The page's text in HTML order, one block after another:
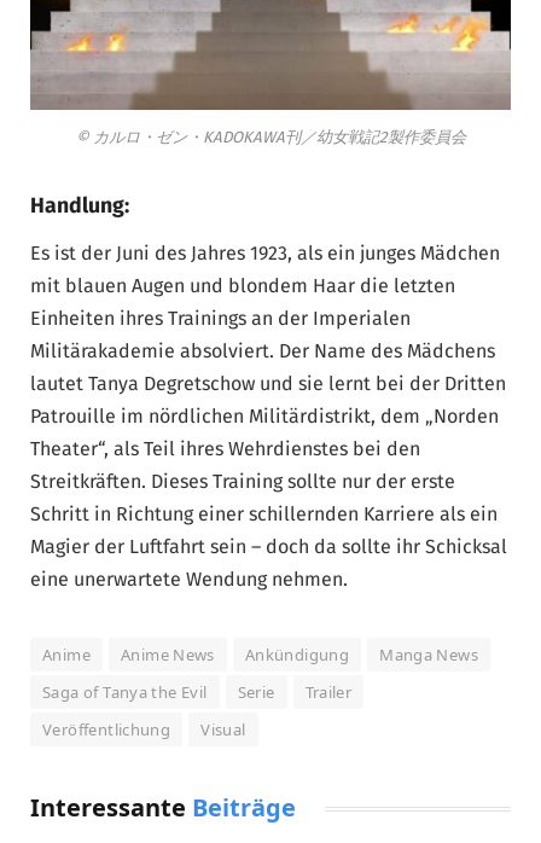
© カルロ・ゼン・KADOKAWA刊／幼女戦記2製作委員会
Handlung:
Es ist der Juni des Jahres 1923, als ein junges Mädchen
mit blauen Augen und blondem Haar die letzten
Einheiten ihres Trainings an der Imperialen
Militärakademie absolviert. Der Name des Mädchens
lautet Tanya Degretschow und sie lernt bei der Dritten
Patrouille im nördlichen Militärdistrikt, dem „Norden
Theater“, als Teil ihres Wehrdienstes bei den
Streitkräften. Dieses Training sollte nur der erste
Schritt in Richtung einer schillernden Karriere als ein
Magier der Luftfahrt sein – doch da sollte ihr Schicksal
eine unerwartete Wendung nehmen.
Anime Anime News Ankündigung
Manga News
Saga of Tanya the Evil
Serie
Trailer
Veröffentlichung
Visual
Interessante Beiträge